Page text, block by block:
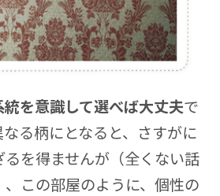
を意識して選べば大丈夫で
る柄にとなると、さすがに
を得ませんが（全くない話
この部屋のように、個性の